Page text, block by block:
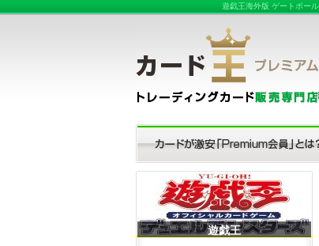
遊戯王海外版 ゲートボー
遊戯王